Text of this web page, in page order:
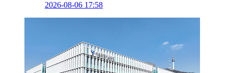
2026-08-06 17:58